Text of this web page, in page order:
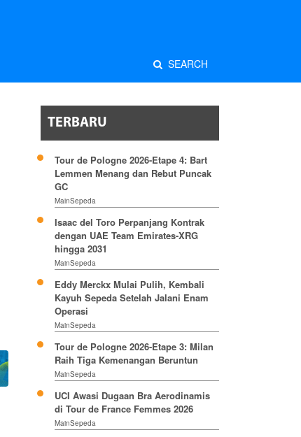
SEARCH
TERBARU
Tour de Pologne 2026-Etape 4: Bart
Lemmen Menang dan Rebut Puncak
GC
MainSepeda
Isaac del Toro Perpanjang Kontrak
dengan UAE Team Emirates-XRG
hingga 2031
MainSepeda
Eddy Merckx Mulai Pulih, Kembali
Kayuh Sepeda Setelah Jalani Enam
Operasi
MainSepeda
Tour de Pologne 2026-Etape 3: Milan
Raih Tiga Kemenangan Beruntun
MainSepeda
UCI Awasi Dugaan Bra Aerodinamis
di Tour de France Femmes 2026
MainSepeda